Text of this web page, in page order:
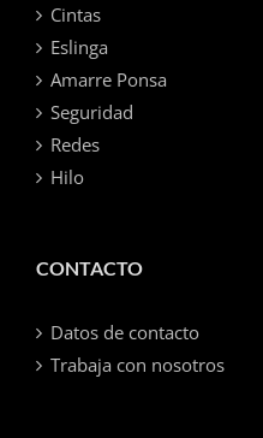
Cintas
Eslinga
Amarre Ponsa
Seguridad
Redes
Hilo
CONTACTO
Datos de contacto
Trabaja con nosotros